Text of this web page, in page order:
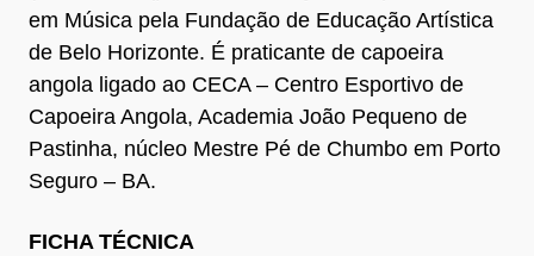
em Música pela Fundação de Educação Artística
de Belo Horizonte. É praticante de capoeira
angola ligado ao CECA – Centro Esportivo de
Capoeira Angola, Academia João Pequeno de
Pastinha, núcleo Mestre Pé de Chumbo em Porto
Seguro – BA.
FICHA TÉCNICA